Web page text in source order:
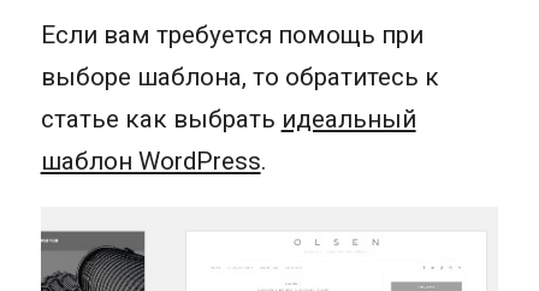
Если вам требуется помощь при
выборе шаблона, то обратитесь к
статье как выбрать идеальный
шаблон WordPress.